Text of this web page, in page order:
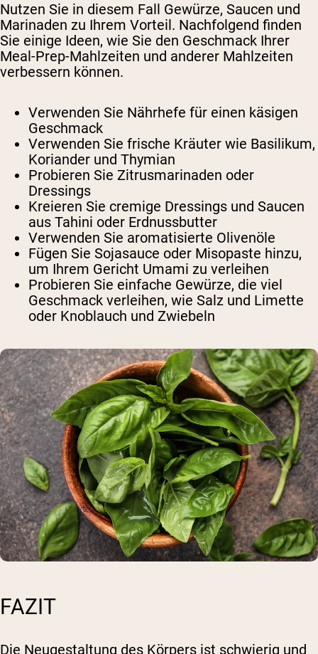
Nutzen Sie in diesem Fall Gewürze, Saucen und
Marinaden zu Ihrem Vorteil. Nachfolgend finden
Sie einige Ideen, wie Sie den Geschmack Ihrer
Meal-Prep-Mahlzeiten und anderer Mahlzeiten
verbessern können.
Verwenden Sie Nährhefe für einen käsigen
Geschmack
Verwenden Sie frische Kräuter wie Basilikum,
Koriander und Thymian
Probieren Sie Zitrusmarinaden oder
Dressings
Kreieren Sie cremige Dressings und Saucen
aus Tahini oder Erdnussbutter
Verwenden Sie aromatisierte Olivenöle
Fügen Sie Sojasauce oder Misopaste hinzu,
um Ihrem Gericht Umami zu verleihen
Probieren Sie einfache Gewürze, die viel
Geschmack verleihen, wie Salz und Limette
oder Knoblauch und Zwiebeln
FAZIT
Die Neugestaltung des Körpers ist schwierig und